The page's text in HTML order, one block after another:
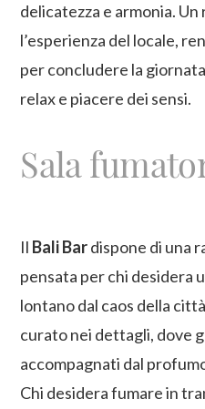
delicatezza e armonia.
l’esperienza del locale,
per concludere la
relax e piacere dei sensi.
Sala
Il Bali Bardispone di una
pensata per chi desidera
lontano dal caos della
curato nei dettagli, dove
accompagnati dal
Chi desidera fumare in